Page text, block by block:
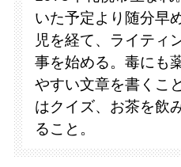
いた予定より随分早
児を経て、ライティ
事を始める。毒にも
やすい文章を書くこ
はクイズ、お茶を飲
ること。